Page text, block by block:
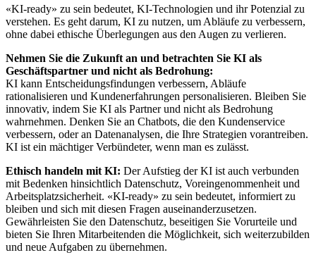
«KI-ready» zu sein bedeutet, KI-Technologien und ihr Potenzial zu
verstehen. Es geht darum, KI zu nutzen, um Abläufe zu verbessern,
ohne dabei ethische Überlegungen aus den Augen zu verlieren.
Nehmen Sie die Zukunft an und betrachten Sie KI als
Geschäftspartner und nicht als Bedrohung:
KI kann Entscheidungsfindungen verbessern, Abläufe
rationalisieren und Kundenerfahrungen personalisieren. Bleiben Sie
innovativ, indem Sie KI als Partner und nicht als Bedrohung
wahrnehmen. Denken Sie an Chatbots, die den Kundenservice
verbessern, oder an Datenanalysen, die Ihre Strategien vorantreiben.
KI ist ein mächtiger Verbündeter, wenn man es zulässt.
Ethisch handeln mit KI: Der Aufstieg der KI ist auch verbunden
mit Bedenken hinsichtlich Datenschutz, Voreingenommenheit und
Arbeitsplatzsicherheit. «KI-ready» zu sein bedeutet, informiert zu
bleiben und sich mit diesen Fragen auseinanderzusetzen.
Gewährleisten Sie den Datenschutz, beseitigen Sie Vorurteile und
bieten Sie Ihren Mitarbeitenden die Möglichkeit, sich weiterzubilden
und neue Aufgaben zu übernehmen.